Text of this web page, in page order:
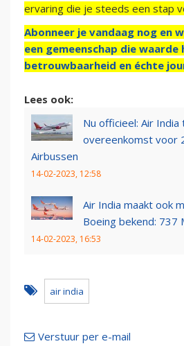
ervaring die je steeds een stap
Abonneer je vandaag nog en
een gemeenschap die
betrouwbaarheid en échte
Lees ook:
Nu officieel: Air
overeenkomst voor
Airbussen
14-02-2023, 12:58
Air India maakt ook
Boeing bekend: 737
14-02-2023, 16:53
air india
Verstuur per e-mail